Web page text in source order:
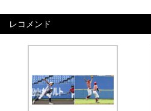
レコメンド